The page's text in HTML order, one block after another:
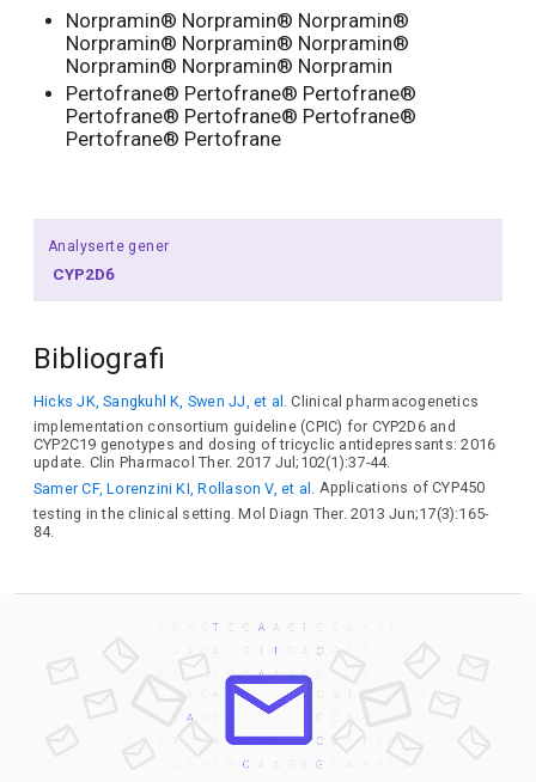
Norpramin® Norpramin® Norpramin®
Norpramin® Norpramin® Norpramin®
Norpramin® Norpramin® Norpramin
Pertofrane® Pertofrane® Pertofrane®
Pertofrane® Pertofrane® Pertofrane®
Pertofrane® Pertofrane
Analyserte gener
CYP2D6
Bibliografi
Hicks JK, Sangkuhl K, Swen JJ, et al. Clinical pharmacogenetics
implementation consortium guideline (CPIC) for CYP2D6 and
CYP2C19 genotypes and dosing of tricyclic antidepressants: 2016
update. Clin Pharmacol Ther. 2017 Jul;102(1):37-44.
Samer CF, Lorenzini KI, Rollason V, et al.
Applications of CYP450
testing in the clinical setting. Mol Diagn Ther. 2013 Jun;17(3):165-
84.